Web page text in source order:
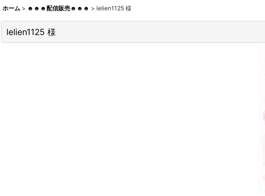
ホーム > ☻☻☻配信販売☻☻☻ > lelien1125 様
lelien1125 様